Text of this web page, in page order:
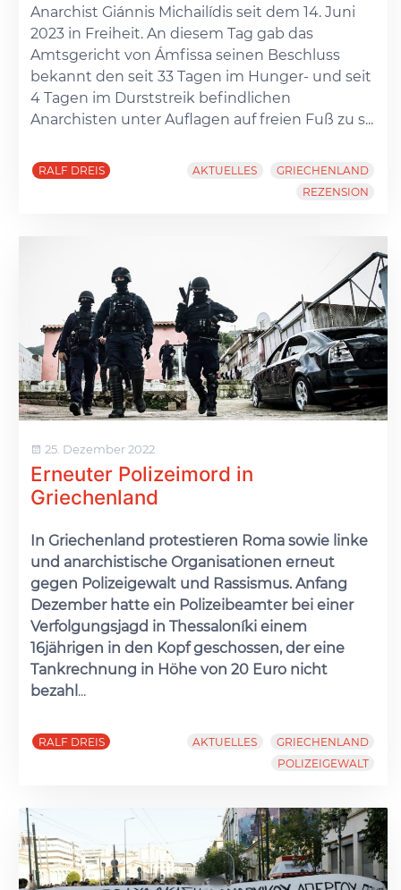
Anarchist Giánnis Michailídis seit dem 14. Juni
2023 in Freiheit. An diesem Tag gab das
Amtsgericht von Ámfissa seinen Beschluss
bekannt den seit 33 Tagen im Hunger- und seit
4 Tagen im Durststreik befindlichen
Anarchisten unter Auflagen auf freien Fuß zu s...
RALF DREIS AKTUELLES
GRIECHENLAND
REZENSION
25. Dezember 2022
Erneuter Polizeimord in
Griechenland
In Griechenland protestieren Roma sowie linke
und anarchistische Organisationen erneut
gegen Polizeigewalt und Rassismus. Anfang
Dezember hatte ein Polizeibeamter bei einer
Verfolgungsjagd in Thessaloníki einem
16jährigen in den Kopf geschossen, der eine
Tankrechnung in Höhe von 20 Euro nicht
bezahl ...
RALF DREIS AKTUELLES
GRIECHENLAND
POLIZEIGEWALT